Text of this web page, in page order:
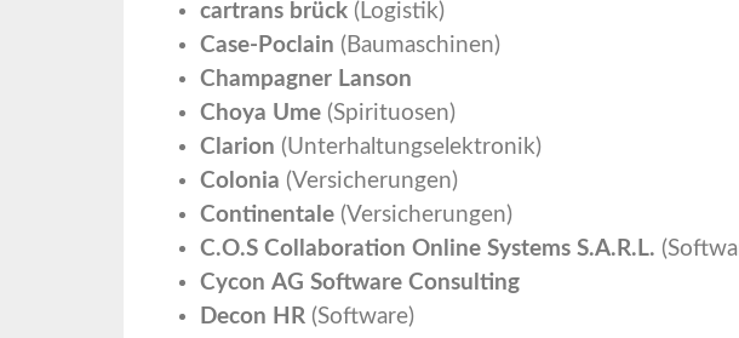
cartrans brück(Logistik)
Case-Poclain (Baumaschinen)
Champagner Lanson
Choya Ume(Spirituosen)
Clarion (Unterhaltungselektronik)
Colonia (Versicherungen)
Continentale(Versicherungen)
C.O.S Collaboration Online Systems S.A.R.L.
Cycon AG Software Consulting
Decon HR(Software)